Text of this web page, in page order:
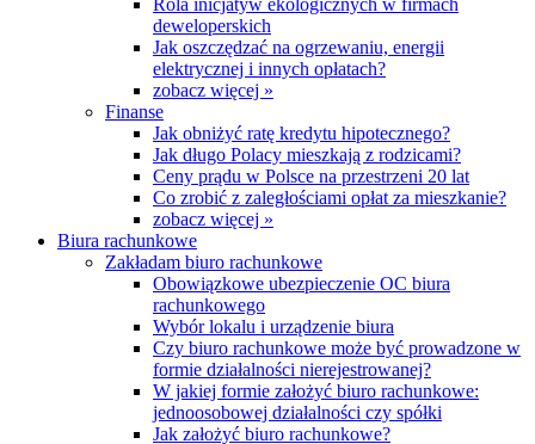
Rola inicjatyw ekologicznych w firmach
deweloperskich
Jak oszczędzać na ogrzewaniu, energii
elektrycznej i innych opłatach?
zobacz więcej »
Finanse
Jak obniżyć ratę kredytu hipotecznego?
Jak długo Polacy mieszkają z rodzicami?
Ceny prądu w Polsce na przestrzeni 20 lat
Co zrobić z zaległościami opłat za mieszkanie?
zobacz więcej »
Biura rachunkowe
Zakładam biuro rachunkowe
Obowiązkowe ubezpieczenie OC biura
rachunkowego
Wybór lokalu i urządzenie biura
Czy biuro rachunkowe może być prowadzone w
formie działalności nierejestrowanej?
W jakiej formie założyć biuro rachunkowe:
jednoosobowej działalności czy spółki
Jak założyć biuro rachunkowe?